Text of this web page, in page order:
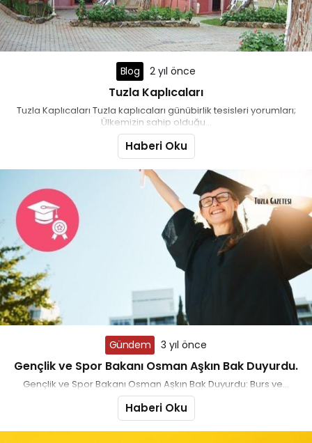
Blog 2 yıl önce
Tuzla Kaplıcaları
Tuzla Kaplıcaları Tuzla kaplıcaları günübirlik tesisleri yorumları;
Ülkemizin sahip olduğu...
Haberi Oku
Gündem 3 yıl önce
Gençlik ve Spor Bakanı Osman Aşkın Bak Duyurdu.
Gençlik ve Spor Bakanı Osman Aşkın Bak Duyurdu: Burs ve...
Haberi Oku